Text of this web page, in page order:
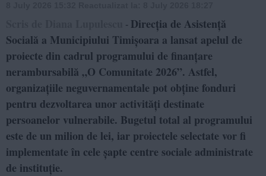
- Direcția de Asistență
Socială a Municipiului Timișoara a lansat apelul de
proiecte din cadrul programului de finanțare
nerambursabilă „O Comunitate 2026”. Astfel,
organizațiile neguvernamentale pot obține fonduri
pentru dezvoltarea unor activități destinate
persoanelor vulnerabile. Bugetul total al programului
este de un milion de lei, iar proiectele selectate vor fi
implementate în cele șapte centre sociale administrate
de instituție.